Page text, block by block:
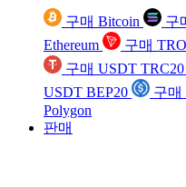
구매 Bitcoin 구
Ethereum
구매
구매 USDT TRC20
USDT BEP20
구매
Polygon
판매